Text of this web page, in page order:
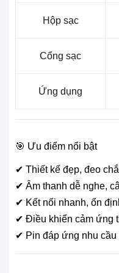
Hộp sạc
Cổng sạc
Ứng dụng
🎯 Ưu điểm nổi bật
✔ Thiết kế đẹp, đeo
✔ Âm thanh dễ nghe,
✔ Kết nối nhanh, ổn
✔ Điều khiển cảm ứng
✔ Pin đáp ứng nhu cầu